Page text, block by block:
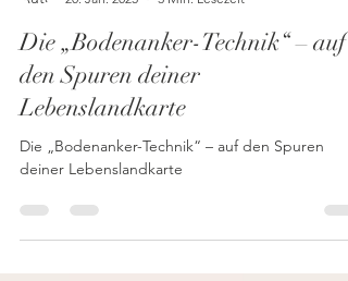
Sabrina Berger
20. Jan. 2025
3 Min. Lesezeit
Die „Bodenanker-Technik“ – auf
den Spuren deiner